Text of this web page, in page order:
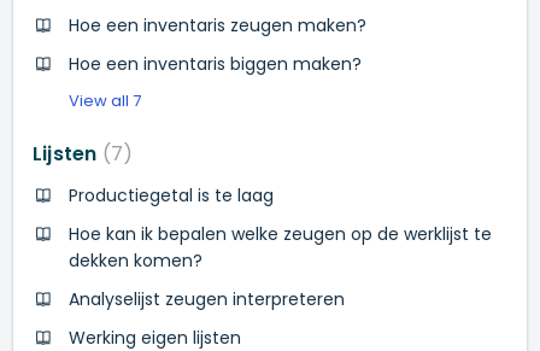
Hoe een inventaris zeugen maken?
Hoe een inventaris biggen maken?
View all 7
Lijsten 7
Productiegetal is te laag
Hoe kan ik bepalen welke zeugen op de werklijst te
dekken komen?
Analyselijst zeugen interpreteren
Werking eigen lijsten